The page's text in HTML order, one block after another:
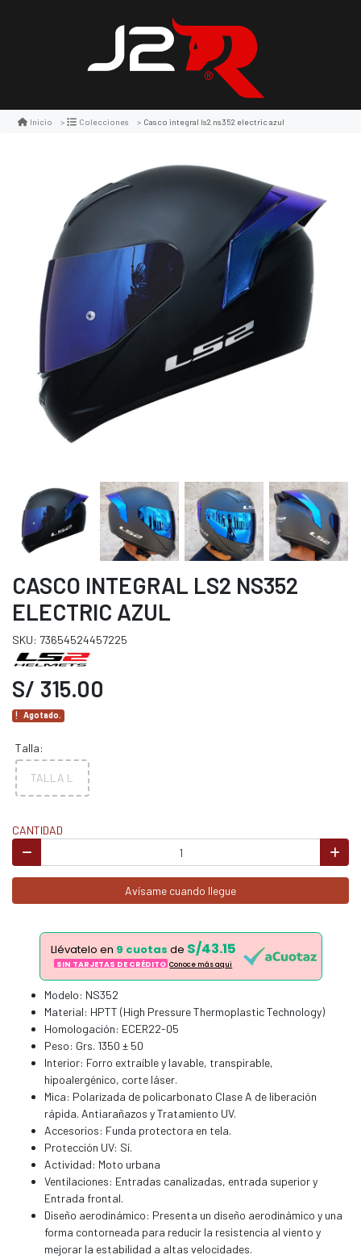
Inicio Colecciones Casco integral ls2 ns352 electric azul
CASCO INTEGRAL LS2 NS352
ELECTRIC AZUL
SKU: 73654524457225
S/ 315.00
Agotado.
Talla:
TALLA L
CANTIDAD
Avísame cuando llegue
Llévatelo en 9 cuotas de S/43.15
SIN TARJETAS DE CRÉDITO Conoce más aqui
Modelo: NS352
Material: HPTT (High Pressure Thermoplastic Technology)
Homologación: ECER22-05
Peso: Grs. 1350 ± 50
Interior: Forro extraíble y lavable, transpirable,
hipoalergénico, corte láser.
Mica: Polarizada de policarbonato Clase A de liberación
rápida. Antiarañazos y Tratamiento UV.
Accesorios: Funda protectora en tela.
Protección UV: Sí.
Actividad: Moto urbana
Ventilaciones: Entradas canalizadas, entrada superior y
Entrada frontal.
Diseño aerodinámico: Presenta un diseño aerodinámico y una
forma contorneada para reducir la resistencia al viento y
mejorar la estabilidad a altas velocidades.